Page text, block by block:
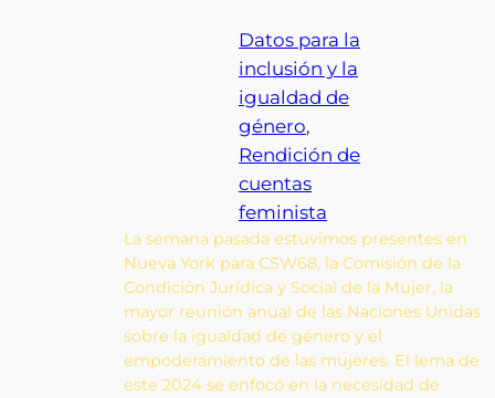
Datos para la
inclusión y la
igualdad de
género
Rendición de
cuentas
feminista
La semana pasada estuvimos presentes en
Nueva York para CSW68, la Comisión de la
Condición Jurídica y Social de la Mujer, la
mayor reunión anual de las Naciones Unidas
sobre la igualdad de género y el
empoderamiento de las mujeres. El lema de
este 2024 se enfocó en la necesidad de